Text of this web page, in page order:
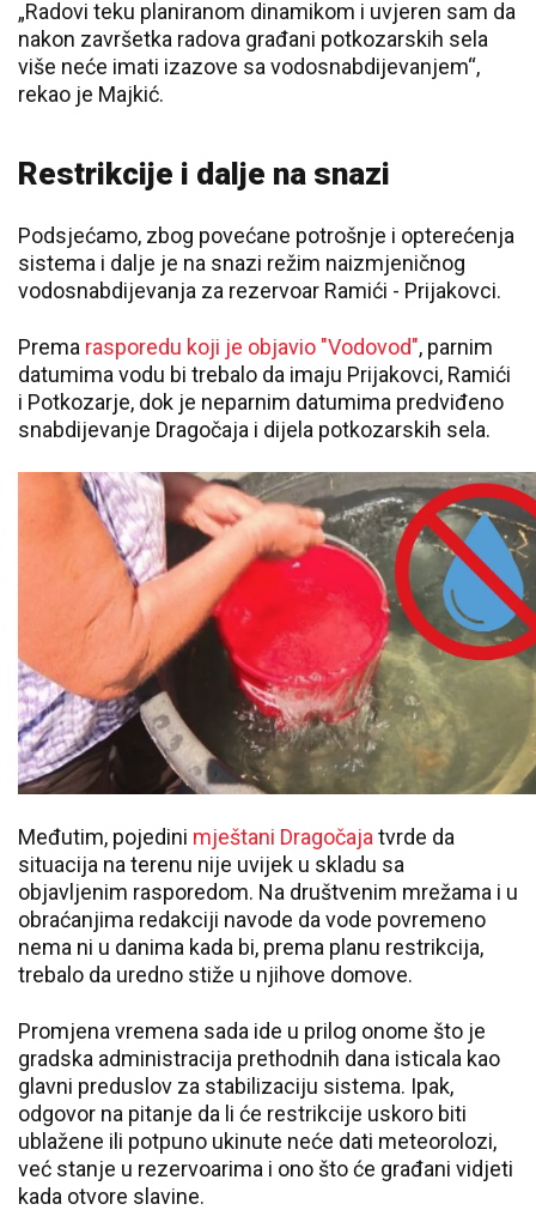
„Radovi teku planiranom dinamikom i uvjeren sam da
nakon završetka radova građani potkozarskih sela
više neće imati izazove sa vodosnabdijevanjem“,
rekao je Majkić.
Restrikcije i dalje na snazi
Podsjećamo, zbog povećane potrošnje i opterećenja
sistema i dalje je na snazi režim naizmjeničnog
vodosnabdijevanja za rezervoar Ramići - Prijakovci.
Prema rasporedu koji je objavio "Vodovod", parnim
datumima vodu bi trebalo da imaju Prijakovci, Ramići
i Potkozarje, dok je neparnim datumima predviđeno
snabdijevanje Dragočaja i dijela potkozarskih sela.
Međutim, pojedini mještani Dragočaja tvrde da
situacija na terenu nije uvijek u skladu sa
objavljenim rasporedom. Na društvenim mrežama i u
obraćanjima redakciji navode da vode povremeno
nema ni u danima kada bi, prema planu restrikcija,
trebalo da uredno stiže u njihove domove.
Promjena vremena sada ide u prilog onome što je
gradska administracija prethodnih dana isticala kao
glavni preduslov za stabilizaciju sistema. Ipak,
odgovor na pitanje da li će restrikcije uskoro biti
ublažene ili potpuno ukinute neće dati meteorolozi,
već stanje u rezervoarima i ono što će građani vidjeti
kada otvore slavine.